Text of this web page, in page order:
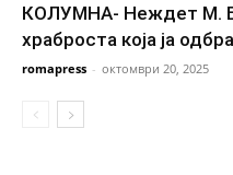
КОЛУМНА- Неждет М.
храброста која ја
romapress - октомври 20, 2025